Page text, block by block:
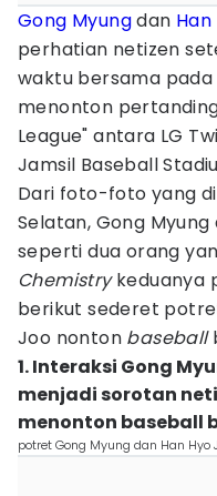
Gong Myungdan
perhatian netizen
waktu bersama pada
menonton
League" antara LG
Jamsil Baseball
Dari foto-foto yang
Selatan, Gong
seperti dua orang
Chemistrykeduanya
berikut sederet
Joo nonton baseball
1. Interaksi Gong
menjadi sorotan
menonton baseball
potret Gong Myung dan Han Hyo